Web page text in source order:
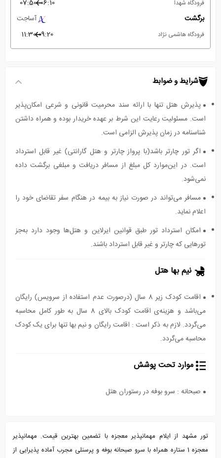
فرودگاه شهدا 06:10
07:50
برگشت
آساجت
فرودگاه هاشمی نژاد 09:20
11:30
شرایط و ضوابط
پذیرش هتل تنها با ارائه سند محرمیت قانونی و شرعی امکان‌پذیر
است. مسئولیت رعایت این شرط بر عهده خریدار بوده و همراه داشتن
شناسنامه در زمان پذیرش الزامی است.
اگر تور چارتر باشد(با پرواز چارتر و هتل گارانتی) غیر قابل استرداد
است. در این‌موارد کل مبلغ از مسافر دریافت و مبلغی برگشت داده
نمی‌شود.
مسافر می‌تواند در صورت نیاز به بیمه در هنگام سفر تقاضای خود را
اعلام نماید.
امکان استرداد تور طبق قوانین ایرلاین و هتل‌ها وجود دارد به‌جز
تورهایی که چارتر و غیر قابل استرداد باشند.
نیم بها هتل
اقامت کودک زیر 8 سال (درصورت عدم استفاده از سرویس) رایگان
می‌باشد و هزینه‌ی اقامت کودک بالای 8 سال به طور کامل محاسبه
می‌گردد. لازم به ذکر است : اقامت رایگان و نیم بها تنها برای یک کودک
محاسبه می‌گردد.
موارد تحت پوشش
صبحانه : سرو بوفه در رستوران هتل
تور مشهد از ایلام مهمانپذیر معجزه با تضمین بهترین قیمت. مهمانپذیر
معجزه 1 ستاره همراه با سرو صبحانه بوفه و پرسنلی مجرب آماده پذیرایی از